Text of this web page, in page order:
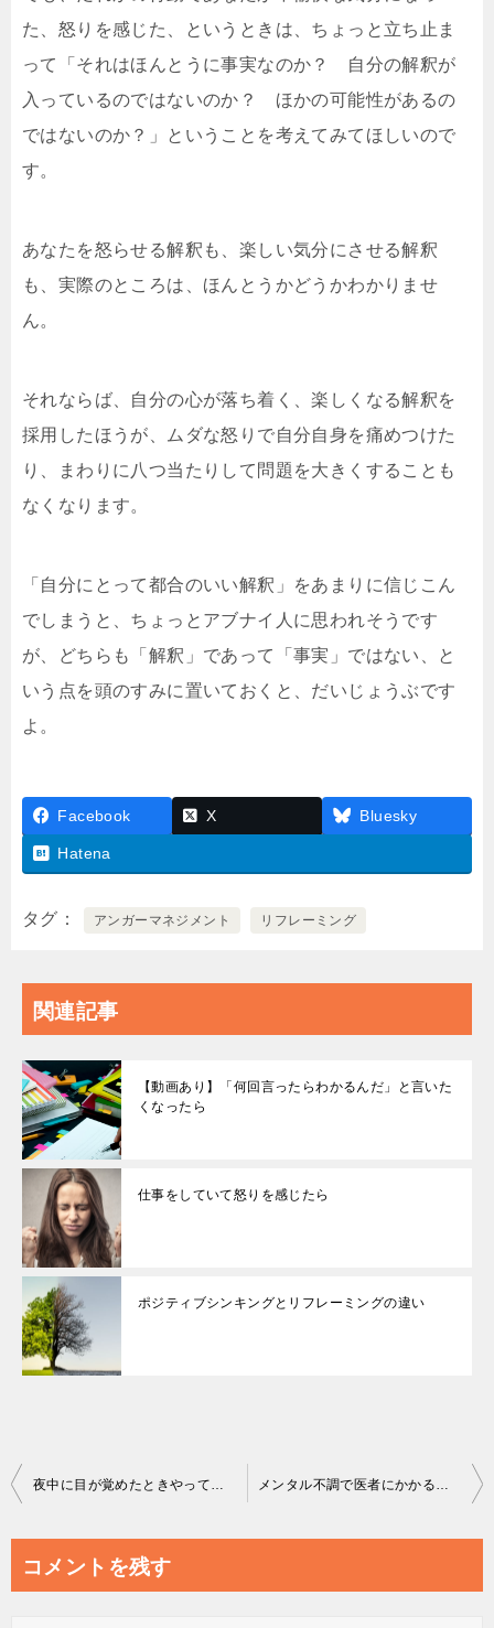
た、怒りを感じた、というときは、ちょっと立ち止ま
って「それはほんとうに事実なのか？ 自分の解釈が
入っているのではないのか？ ほかの可能性があるの
ではないのか？」ということを考えてみてほしいので
す。
あなたを怒らせる解釈も、楽しい気分にさせる解釈
も、実際のところは、ほんとうかどうかわかりませ
ん。
それならば、自分の心が落ち着く、楽しくなる解釈を
採用したほうが、ムダな怒りで自分自身を痛めつけた
り、まわりに八つ当たりして問題を大きくすることも
なくなります。
「自分にとって都合のいい解釈」をあまりに信じこん
でしまうと、ちょっとアブナイ人に思われそうです
が、どちらも「解釈」であって「事実」ではない、と
いう点を頭のすみに置いておくと、だいじょうぶです
よ。
Facebook X Bluesky
Hatena
タグ アンガーマネジメント リフレーミング
関連記事
【動画あり】「何回言ったらわかるんだ」と言いた
くなったら
仕事をしていて怒りを感じたら
ポジティブシンキングとリフレーミングの違い
投
ビ
夜中に目が覚めたときやってはいけないこと メンタル不調で医者にかかるめやす
コメントを残す